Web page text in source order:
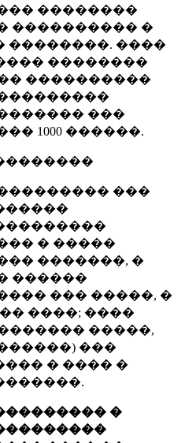
��������
���������� �
��������. ����
��������
����������
���
1000 ������.
���
� �����
�������, �
������
��� �����, �
����; ����
�����,
���
� ���� �
�